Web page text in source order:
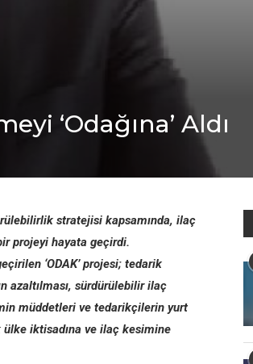
‘Odağına’ Aldı
stratejisi kapsamında, ilaç
projeyi hayata geçirdi.
‘ODAK’ projesi; tedarik
azaltılması, sürdürülebilir ilaç
müddetleri ve tedarikçilerin yurt
ülke iktisadına ve ilaç kesimine